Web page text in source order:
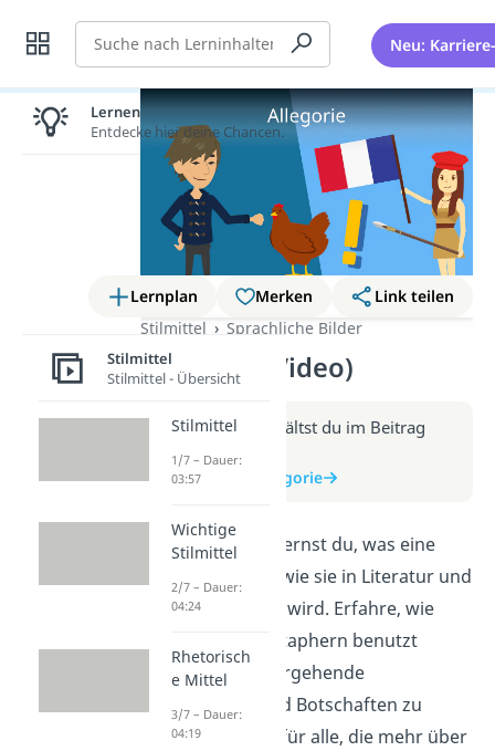
Suche Neu:
Lernplan Merken
Link teilen
Stilmittel
Sprachliche Bilder
Allegorie (Video)
Weitere Infos erhältst du im Beitrag
zum Video
zum Beitrag: Allegorie
In diesem Video lernst du, was eine
Allegorie ist und wie sie in Literatur und
Kunst verwendet wird. Erfahre, wie
Symbole und Metaphern benutzt
werden, um tiefergehende
Bedeutungen und Botschaften zu
vermitteln. Ideal für alle, die mehr über
Lernen lohnt sich!
Entdecke hier deine Chancen.
Stilmittel
Stilmittel - Übersicht
Stilmittel
1/7 – Dauer:
03:57
Wichtige
Stilmittel
2/7 – Dauer:
04:24
Rhetorisch
e Mittel
3/7 – Dauer:
04:19